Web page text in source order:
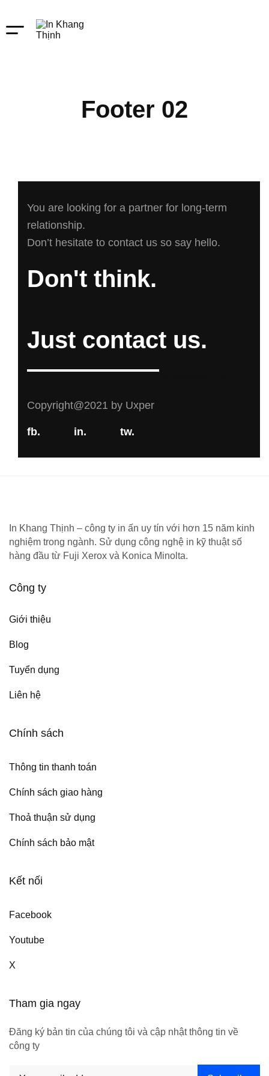
Footer 02
You are looking for a partner for long-term
relationship.
Don’t hesitate to contact us so say hello.
Don't think.
Just contact us.
Copyright@2021 by Uxper
fb. in. tw.
In Khang Thịnh – công ty in ấn uy tín với hơn 15 năm kinh
nghiệm trong ngành. Sử dụng công nghệ in kỹ thuật số
hàng đầu từ Fuji Xerox và Konica Minolta.
Công ty
Giới thiệu
Blog
Tuyển dụng
Liên hệ
Chính sách
Thông tin thanh toán
Chính sách giao hàng
Thoả thuận sử dụng
Chính sách bảo mật
Kết nối
Facebook
Youtube
X
Tham gia ngay
Đăng ký bản tin của chúng tôi và cập nhật thông tin về
công ty